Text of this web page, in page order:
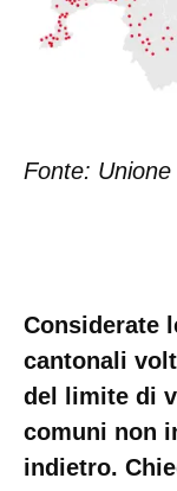
Fonte:
Considerate
cantonali
del limite di
comuni non
indietro.